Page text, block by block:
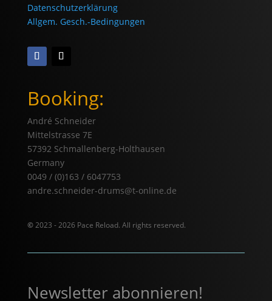
Datenschutzerklärung
Allgem. Gesch.-Bedingungen
Booking:
André Schneider
Mittelstrasse 7E
57392 Schmallenberg-Holthausen
Germany
0049 / (0)163 / 6047753
andre.schneider-drums@t-online.de
©2023 - 2026 Pace Reload. All rights reserved.
Newsletter abonnieren!